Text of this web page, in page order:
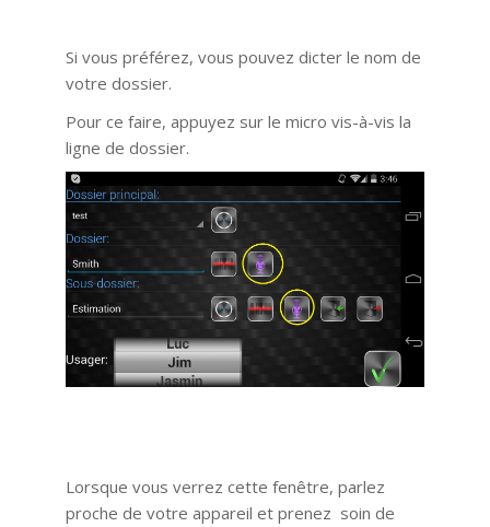
Si vous préférez, vous pouvez dicter le nom de
votre dossier.
Pour ce faire, appuyez sur le micro vis-à-vis la
ligne de dossier.
Lorsque vous verrez cette fenêtre, parlez
proche de votre appareil et prenez soin de